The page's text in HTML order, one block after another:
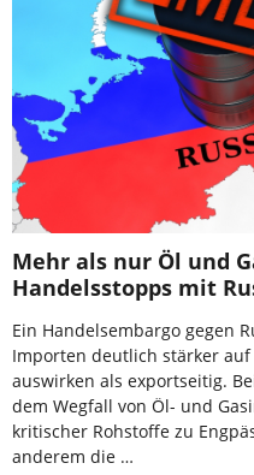
Mehr als nur Öl und
Handelsstopps mit
Ein Handelsembargo gegen
Importen deutlich stärker
auswirken als exportseitig.
dem Wegfall von Öl- und
kritischer Rohstoffe zu
anderem die …